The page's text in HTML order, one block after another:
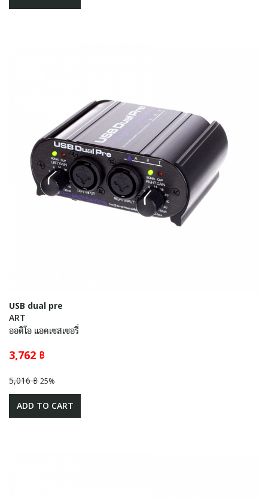
USB dual pre
ART
ออดิโอ แอคเซสเซอรี่
3,762 ฿
5,016 ฿25%
ADD TO CART